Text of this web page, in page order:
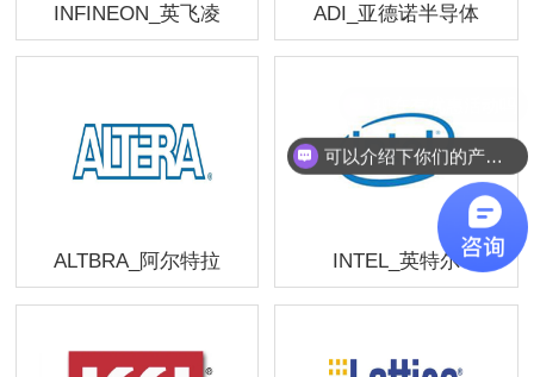
INFINEON_英飞凌 ADI_亚德诺半导体
ALTBRA_阿尔特拉 INTEL_英特尔
可以介绍下你们的产品么